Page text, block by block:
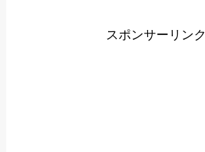
スポンサーリンク